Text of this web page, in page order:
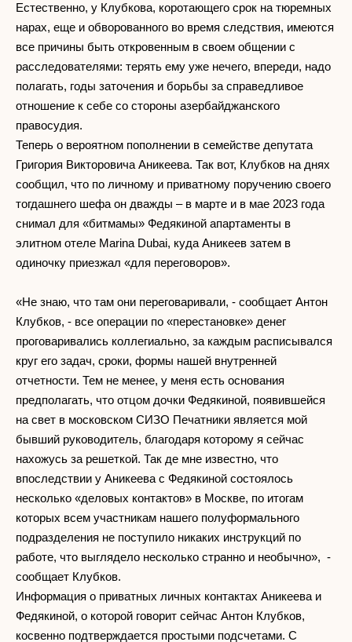
Естественно, у Клубкова, коротающего срок на тюремных
нарах, еще и обворованного во время следствия, имеются
все причины быть откровенным в своем общении с
расследователями: терять ему уже нечего, впереди, надо
полагать, годы заточения и борьбы за справедливое
отношение к себе со стороны азербайджанского
правосудия.
Теперь о вероятном пополнении в семействе депутата
Григория Викторовича Аникеева. Так вот, Клубков на днях
сообщил, что по личному и приватному поручению своего
тогдашнего шефа он дважды – в марте и в мае 2023 года
снимал для «битмамы» Федякиной апартаменты в
элитном отеле Marina Dubai, куда Аникеев затем в
одиночку приезжал «для переговоров».
«Не знаю, что там они переговаривали, - сообщает Антон
Клубков, - все операции по «перестановке» денег
проговаривались коллегиально, за каждым расписывался
круг его задач, сроки, формы нашей внутренней
отчетности. Тем не менее, у меня есть основания
предполагать, что отцом дочки Федякиной, появившейся
на свет в московском СИЗО Печатники является мой
бывший руководитель, благодаря которому я сейчас
нахожусь за решеткой. Так де мне известно, что
впоследствии у Аникеева с Федякиной состоялось
несколько «деловых контактов» в Москве, по итогам
которых всем участникам нашего полуформального
подразделения не поступило никаких инструкций по
работе, что выглядело несколько странно и необычно», -
сообщает Клубков.
Информация о приватных личных контактах Аникеева и
Федякиной, о которой говорит сейчас Антон Клубков,
косвенно подтверждается простыми подсчетами. С